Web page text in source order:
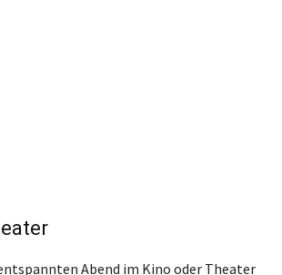
Abend im Kino oder Theater